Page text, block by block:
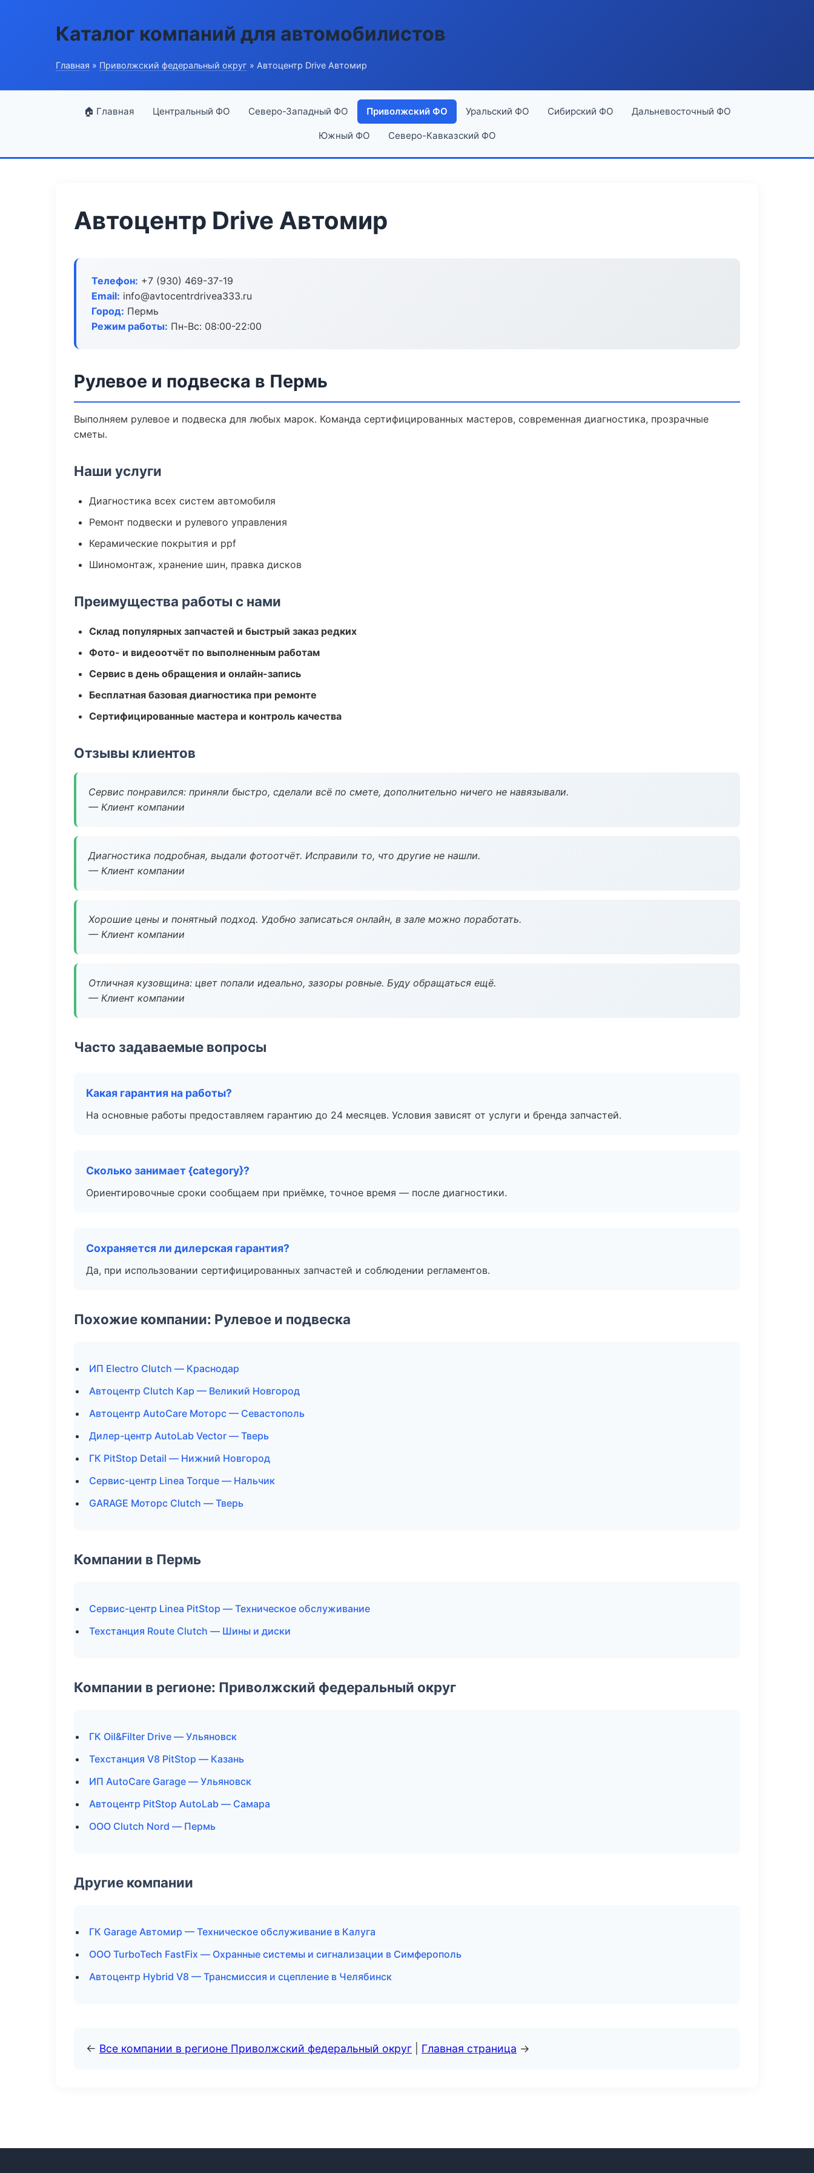
Каталог компаний для автомобилистов
Главная » Приволжский федеральный округ » Автоцентр Drive Автомир
🏠 Главная Центральный ФО Северо-Западный ФО Приволжский ФО Уральский ФО Сибирский ФО Дальневосточный ФО
Южный ФО Северо-Кавказский ФО
Автоцентр Drive Автомир
Телефон: +7 (930) 469-37-19
Email: info@avtocentrdrivea333.ru
Город: Пермь
Режим работы: Пн-Вс: 08:00-22:00
Рулевое и подвеска в Пермь
Выполняем рулевое и подвеска для любых марок. Команда сертифицированных мастеров, современная диагностика, прозрачные
сметы.
Наши услуги
Диагностика всех систем автомобиля
Ремонт подвески и рулевого управления
Керамические покрытия и ppf
Шиномонтаж, хранение шин, правка дисков
Преимущества работы с нами
Склад популярных запчастей и быстрый заказ редких
Фото- и видеоотчёт по выполненным работам
Сервис в день обращения и онлайн-запись
Бесплатная базовая диагностика при ремонте
Сертифицированные мастера и контроль качества
Отзывы клиентов
Сервис понравился: приняли быстро, сделали всё по смете, дополнительно ничего не навязывали.
— Клиент компании
Диагностика подробная, выдали фотоотчёт. Исправили то, что другие не нашли.
— Клиент компании
Хорошие цены и понятный подход. Удобно записаться онлайн, в зале можно поработать.
— Клиент компании
Отличная кузовщина: цвет попали идеально, зазоры ровные. Буду обращаться ещё.
— Клиент компании
Часто задаваемые вопросы
Какая гарантия на работы?
На основные работы предоставляем гарантию до 24 месяцев. Условия зависят от услуги и бренда запчастей.
Сколько занимает {category}?
Ориентировочные сроки сообщаем при приёмке, точное время — после диагностики.
Сохраняется ли дилерская гарантия?
Да, при использовании сертифицированных запчастей и соблюдении регламентов.
Похожие компании: Рулевое и подвеска
ИП Electro Clutch — Краснодар
Автоцентр Clutch Кар — Великий Новгород
Автоцентр AutoCare Моторс — Севастополь
Дилер-центр AutoLab Vector — Тверь
ГК PitStop Detail — Нижний Новгород
Сервис-центр Linea Torque — Нальчик
GARAGE Моторс Clutch — Тверь
Компании в Пермь
Сервис-центр Linea PitStop — Техническое обслуживание
Техстанция Route Clutch — Шины и диски
Компании в регионе: Приволжский федеральный округ
ГК Oil&Filter Drive — Ульяновск
Техстанция V8 PitStop — Казань
ИП AutoCare Garage — Ульяновск
Автоцентр PitStop AutoLab — Самара
ООО Clutch Nord — Пермь
Другие компании
ГК Garage Автомир — Техническое обслуживание в Калуга
ООО TurboTech FastFix — Охранные системы и сигнализации в Симферополь
Автоцентр Hybrid V8 — Трансмиссия и сцепление в Челябинск
← Все компании в регионе Приволжский федеральный округ Главная страница →